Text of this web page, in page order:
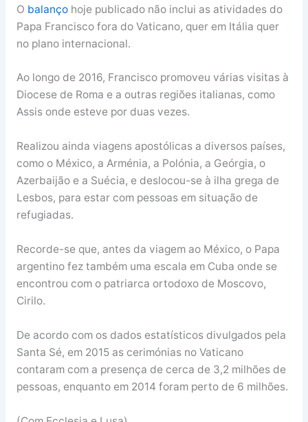
O balançohoje publicado não inclui as atividades do
Papa Francisco fora do Vaticano, quer em Itália quer
no plano internacional.
Ao longo de 2016, Francisco promoveu várias visitas à
Diocese de Roma e a outras regiões italianas, como
Assis onde esteve por duas vezes.
Realizou ainda viagens apostólicas a diversos países,
como o México, a Arménia, a Polónia, a Geórgia, o
Azerbaijão e a Suécia, e deslocou-se à ilha grega de
Lesbos, para estar com pessoas em situação de
refugiadas.
Recorde-se que, antes da viagem ao México, o Papa
argentino fez também uma escala em Cuba onde se
encontrou com o patriarca ortodoxo de Moscovo,
Cirilo.
De acordo com os dados estatísticos divulgados pela
Santa Sé, em 2015 as cerimónias no Vaticano
contaram com a presença de cerca de 3,2 milhões de
pessoas, enquanto em 2014 foram perto de 6 milhões.